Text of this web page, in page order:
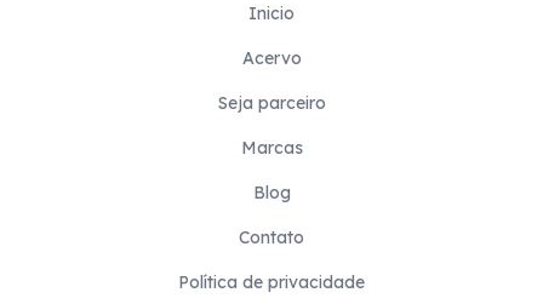
Inicio
Acervo
Seja parceiro
Marcas
Blog
Contato
Política de privacidade